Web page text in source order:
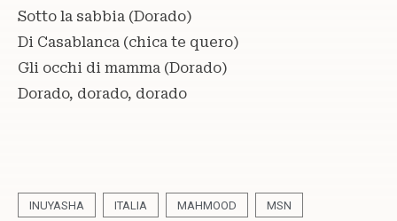
Sotto la sabbia (Dorado)
Di Casablanca (chica te quero)
Gli occhi di mamma (Dorado)
Dorado, dorado, dorado
INUYASHA ITALIA MAHMOOD MSN